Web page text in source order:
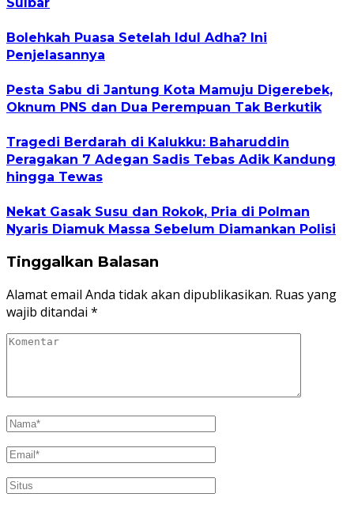
Bolehkah Puasa Setelah Idul Adha? Ini
Penjelasannya
Pesta Sabu di Jantung Kota Mamuju Digerebek,
Oknum PNS dan Dua Perempuan Tak Berkutik
Tragedi Berdarah di Kalukku: Baharuddin
Peragakan 7 Adegan Sadis Tebas Adik Kandung
hingga Tewas
Nekat Gasak Susu dan Rokok, Pria di Polman
Nyaris Diamuk Massa Sebelum Diamankan Polisi
Tinggalkan Balasan
Alamat email Anda tidak akan dipublikasikan. Ruas yang
wajib ditandai *